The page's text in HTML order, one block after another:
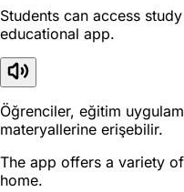
Students can access
educational app.
Öğrenciler, eğitim
materyallerine erişebilir.
The app offers a variety
home.